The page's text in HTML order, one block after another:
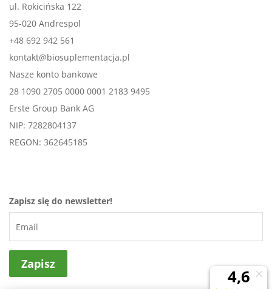
ul. Rokicińska 122
95-020 Andrespol
+48 692 942 561
kontakt@biosuplementacja.pl
Nasze konto bankowe
28 1090 2705 0000 0001 2183 9495
Erste Group Bank AG
NIP: 7282804137
REGON: 362645185
Zapisz się do newsletter!